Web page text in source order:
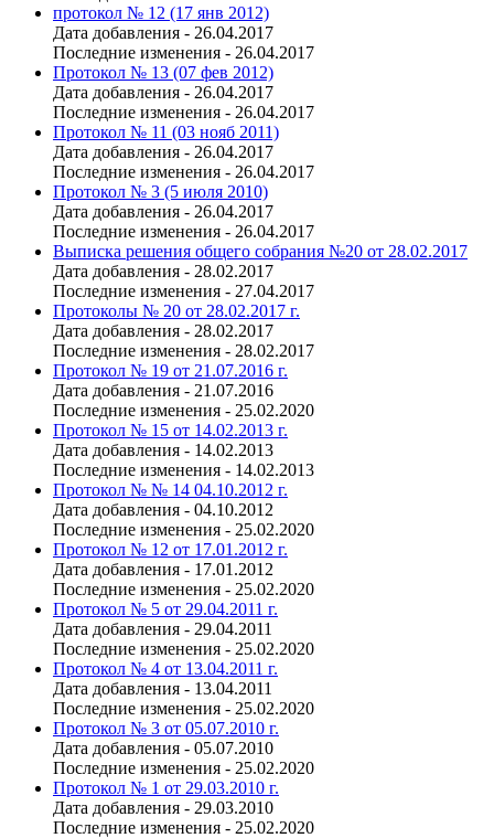
протокол № 12 (17 янв 2012)
Дата добавления - 26.04.2017
Последние изменения - 26.04.2017
Протокол № 13 (07 фев 2012)
Дата добавления - 26.04.2017
Последние изменения - 26.04.2017
Протокол № 11 (03 нояб 2011)
Дата добавления - 26.04.2017
Последние изменения - 26.04.2017
Протокол № 3 (5 июля 2010)
Дата добавления - 26.04.2017
Последние изменения - 26.04.2017
Выписка решения общего собрания №20 от 28.02.2017
Дата добавления - 28.02.2017
Последние изменения - 27.04.2017
Протоколы № 20 от 28.02.2017 г.
Дата добавления - 28.02.2017
Последние изменения - 28.02.2017
Протокол № 19 от 21.07.2016 г.
Дата добавления - 21.07.2016
Последние изменения - 25.02.2020
Протокол № 15 от 14.02.2013 г.
Дата добавления - 14.02.2013
Последние изменения - 14.02.2013
Протокол № № 14 04.10.2012 г.
Дата добавления - 04.10.2012
Последние изменения - 25.02.2020
Протокол № 12 от 17.01.2012 г.
Дата добавления - 17.01.2012
Последние изменения - 25.02.2020
Протокол № 5 от 29.04.2011 г.
Дата добавления - 29.04.2011
Последние изменения - 25.02.2020
Протокол № 4 от 13.04.2011 г.
Дата добавления - 13.04.2011
Последние изменения - 25.02.2020
Протокол № 3 от 05.07.2010 г.
Дата добавления - 05.07.2010
Последние изменения - 25.02.2020
Протокол № 1 от 29.03.2010 г.
Дата добавления - 29.03.2010
Последние изменения - 25.02.2020